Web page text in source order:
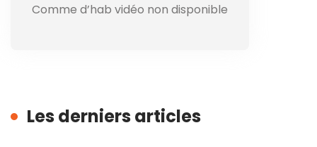
Comme d’hab vidéo non disponible
Les derniers articles